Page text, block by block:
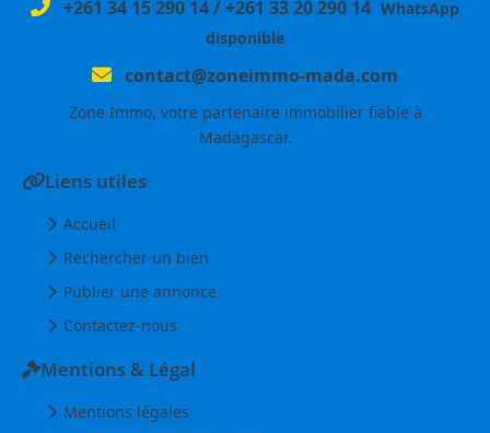
+261 34 15 290 14/+261 33 20 290 14 WhatsApp
disponible
contact@zoneimmo-mada.com
Zone Immo, votre partenaire immobilier fiable à
Madagascar.
Liens utiles
Accueil
Rechercher un bien
Publier une annonce
Contactez-nous
Mentions & Légal
Mentions légales